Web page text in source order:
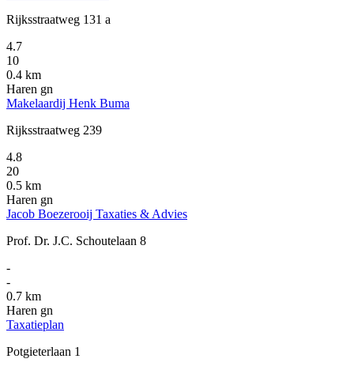
Rijksstraatweg 131 a
4.7
10
0.4 km
Haren gn
Makelaardij Henk Buma
Rijksstraatweg 239
4.8
20
0.5 km
Haren gn
Jacob Boezerooij Taxaties & Advies
Prof. Dr. J.C. Schoutelaan 8
-
-
0.7 km
Haren gn
Taxatieplan
Potgieterlaan 1